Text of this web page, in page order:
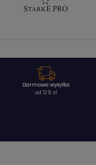
Darmowa wysyłka
od 129 zł